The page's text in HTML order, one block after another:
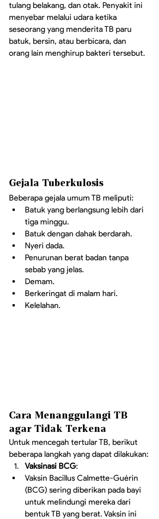
tulang belakang, dan otak. Penyakit ini
menyebar melalui udara ketika
seseorang yang menderita TB paru
batuk, bersin, atau berbicara, dan
orang lain menghirup bakteri tersebut.
Gejala Tuberkulosis
Beberapa gejala umum TB meliputi:
Batuk yang berlangsung lebih dari
tiga minggu.
Batuk dengan dahak berdarah.
Nyeri dada.
Penurunan berat badan tanpa
sebab yang jelas.
Demam.
Berkeringat di malam hari.
Kelelahan.
Cara Menanggulangi TB
agar Tidak Terkena
Untuk mencegah tertular TB, berikut
beberapa langkah yang dapat dilakukan:
Vaksinasi BCG:
Vaksin Bacillus Calmette-Guérin
(BCG) sering diberikan pada bayi
untuk melindungi mereka dari
bentuk TB yang berat. Vaksin ini